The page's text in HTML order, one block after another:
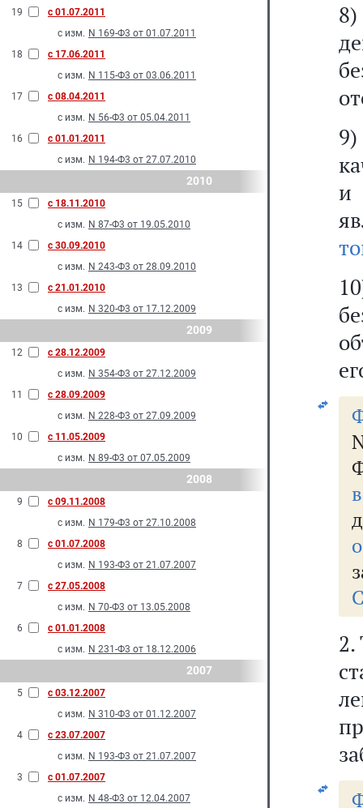
19
с 01.07.2011
с изм. N 169-Ф3 от 01.07.2011
18
с 17.06.2011
с изм. N 115-Ф3 от 03.06.2011
17
с 08.04.2011
с изм. N 56-Ф3 от 05.04.2011
16
с 01.01.2011
с изм. N 194-Ф3 от 27.07.2010
2010
15
с 18.11.2010
с изм. N 87-Ф3 от 19.05.2010
14
с 30.09.2010
с изм. N 243-Ф3 от 28.09.2010
13
с 21.01.2010
с изм. N 320-Ф3 от 17.12.2009
2009
12
с 28.12.2009
с изм. N 354-Ф3 от 27.12.2009
11
с 28.09.2009
с изм. N 228-Ф3 от 27.09.2009
10
с 11.05.2009
с изм. N 89-Ф3 от 07.05.2009
2008
9
с 09.11.2008
с изм. N 179-Ф3 от 27.10.2008
8
с 01.07.2008
с изм. N 193-Ф3 от 21.07.2007
7
с 27.05.2008
с изм. N 70-Ф3 от 13.05.2008
6
с 01.01.2008
с изм. N 231-Ф3 от 18.12.2006
2007
5
с 03.12.2007
с изм. N 310-Ф3 от 01.12.2007
4
с 23.07.2007
с изм. N 193-Ф3 от 21.07.2007
3
с 01.07.2007
с изм. N 48-Ф3 от 12.04.2007
9)
и
2.